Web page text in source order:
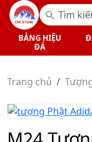
BẢNG HIỆU
ĐÁ
Trang chủ